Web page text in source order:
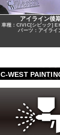
アイライン後
車種：CIVIC[シビック]
パーツ：アイライ
C-WEST